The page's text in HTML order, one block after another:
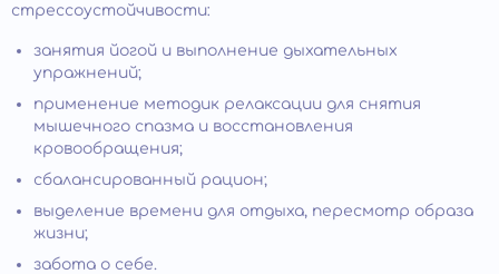
стрессоустойчивости:
занятия йогой и выполнение дыхательных
упражнений;
применение методик релаксации для снятия
мышечного спазма и восстановления
кровообращения;
сбалансированный рацион;
выделение времени для отдыха, пересмотр образа
жизни;
забота о себе.